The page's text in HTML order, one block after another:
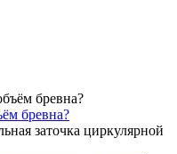
бревна?